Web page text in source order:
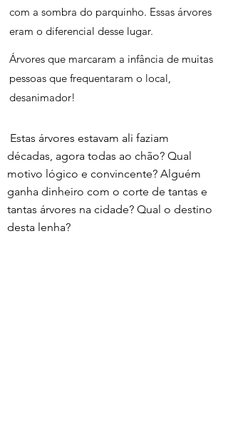
com a sombra do parquinho. Essas árvores
eram o diferencial desse lugar.
Árvores que marcaram a infância de muitas
pessoas que frequentaram o local,
desanimador!
décadas, agora todas ao chão? Qual
motivo lógico e convincente? Alguém
ganha dinheiro com o corte de tantas e
tantas árvores na cidade? Qual o destino
desta lenha?